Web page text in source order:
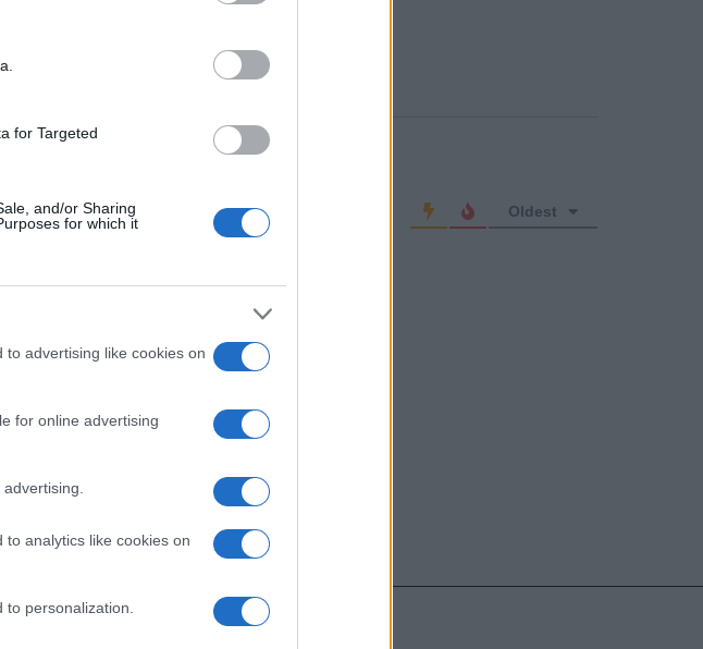
for Targeted
and/or Sharing
for which it
advertising like cookies on
for online advertising
analytics like cookies on
personalization.
Please login to comment
Oldest
Noble Member